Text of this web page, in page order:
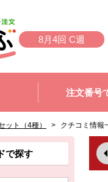
8月4回 C週
注文番号
ット（4種） > クチコミ情報
ニューです。
で探す
こまで。
ニューです。
こまで。